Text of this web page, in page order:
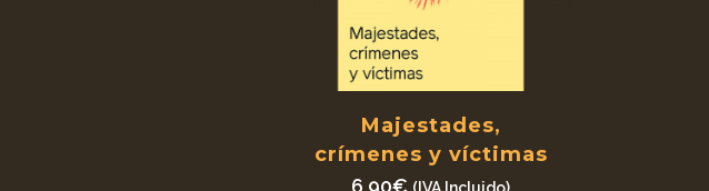
Majestades,
crímenes y víctimas
6,90€ (IVA Incluido)